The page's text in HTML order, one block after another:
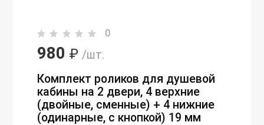
0
980 ₽ /шт.
Комплект роликов для душевой
кабины на 2 двери, 4 верхние
(двойные, сменные) + 4 нижние
(одинарные, с кнопкой) 19 мм